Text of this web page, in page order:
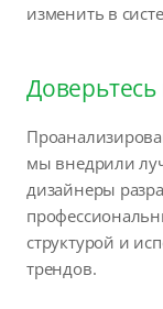
изменить в
мы внедрили
дизайнеры
структурой и
трендов.